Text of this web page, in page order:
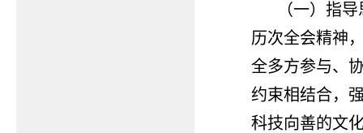
（一）指
历次全会精神
全多方参与、
约束相结合，
科技向善的文